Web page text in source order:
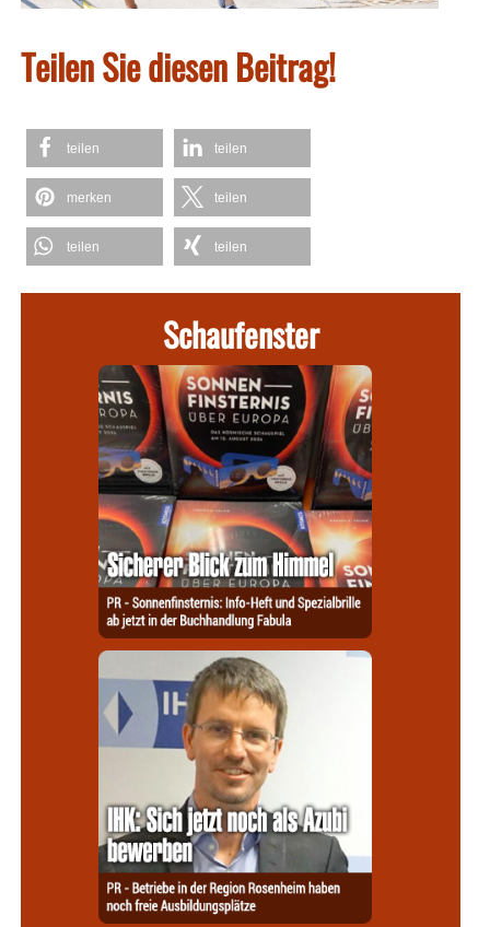
Teilen Sie diesen Beitrag!
teilen teilen
merken teilen
teilen teilen
Schaufenster